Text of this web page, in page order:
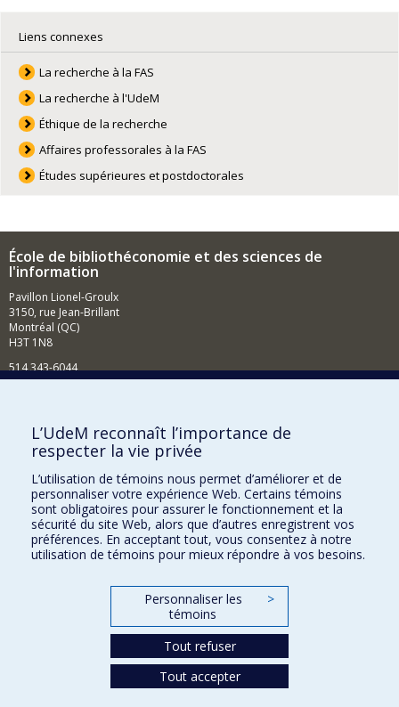
Liens connexes
La recherche à la FAS
La recherche à l'UdeM
Éthique de la recherche
Affaires professorales à la FAS
Études supérieures et postdoctorales
École de bibliothéconomie et des sciences de
l'information
Pavillon Lionel-Groulx
3150, rue Jean-Brillant
Montréal (QC)
H3T 1N8
514 343-6044
Comment soutenir l'École?
BESOIN D'AIDE?
Plan du site
Signaler une erreur
Accessibilité
FACULTÉ DES ARTS ET DES SCIENCES
Nos départements et écoles
L’UdeM reconnaît l’importance de
respecter la vie privée
L’utilisation de témoins nous permet d’améliorer et de
personnaliser votre expérience Web. Certains témoins
sont obligatoires pour assurer le fonctionnement et la
sécurité du site Web, alors que d’autres enregistrent vos
préférences. En acceptant tout, vous consentez à notre
utilisation de témoins pour mieux répondre à vos besoins.
Personnaliser les
témoins
>
Tout refuser
Tout accepter